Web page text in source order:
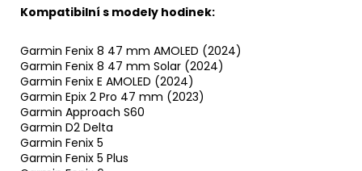
Kompatibilní s modely hodinek:
Garmin Fenix 8 47 mm AMOLED (2024)
Garmin Fenix 8 47 mm Solar (2024)
Garmin Fenix E AMOLED (2024)
Garmin Epix 2 Pro 47 mm (2023)
Garmin Approach S60
Garmin D2 Delta
Garmin Fenix 5
Garmin Fenix 5 Plus